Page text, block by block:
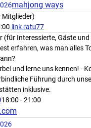
mahjong ways
link ratu77
(für Interessierte, Gäste
erfahren, was man alles
und lerne uns kennen! -
Führung durch
inklusive.
18:00 - 21:00